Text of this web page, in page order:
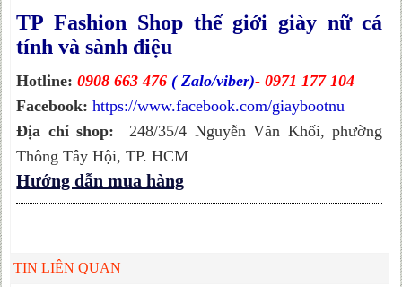
TP Fashion Shop thế giới giày nữ cá
tính và sành điệu
Hotline: 0908 663 476 ( Zalo/viber)- 0971 177 104
Facebook: https://www.facebook.com/giaybootnu
Địa chỉ shop: 248/35/4 Nguyễn Văn Khối, phường
Thông Tây Hội, TP. HCM
Hướng dẫn mua hàng
TIN LIÊN QUAN